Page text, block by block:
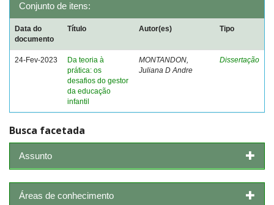
Conjunto de itens:
Data do
documento
Título Autor(es) Tipo
24-Fev-2023
Da teoria à
prática: os
desafios do gestor
da educação
infantil
MONTANDON,
Juliana D Andre
Dissertação
Busca facetada
Assunto
Áreas de conhecimento